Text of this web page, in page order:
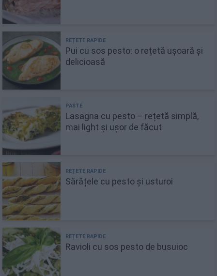
Pui cu sos pesto: o rețetă ușoară și
delicioasă
Lasagna cu pesto – rețetă simplă,
mai light și ușor de făcut
Sărățele cu pesto și usturoi
Ravioli cu sos pesto de busuioc